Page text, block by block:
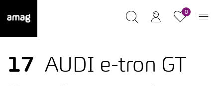
0
17
AUDI e-tron GT